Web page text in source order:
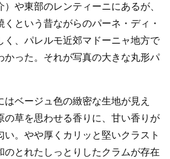
や東部のレンティーニにあるが、
という昔ながらのパーネ・ディ・
く、パレルモ近郊マドーニャ地方で
かった。それが写真の大きな丸形パ
ベージュ色の緻密な生地が見え
の草を思わせる香りに、甘い香りが
い。やや厚くカリッと堅いクラスト
のとれたしっとりしたクラムが存在